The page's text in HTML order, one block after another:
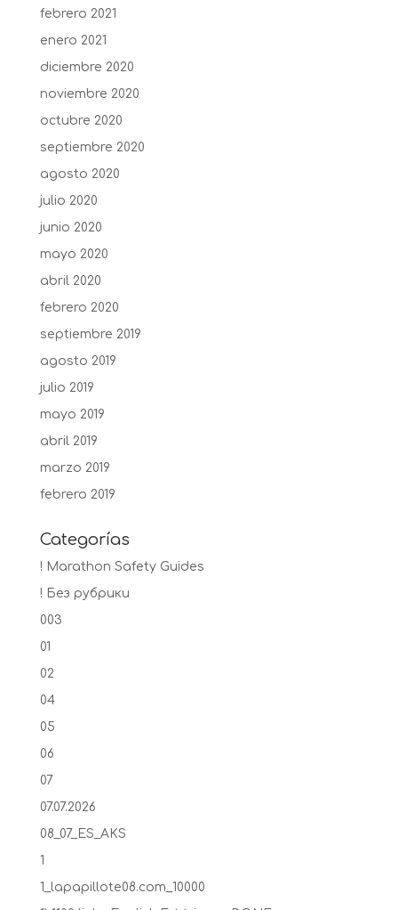
febrero 2021
enero 2021
diciembre 2020
noviembre 2020
octubre 2020
septiembre 2020
agosto 2020
julio 2020
junio 2020
mayo 2020
abril 2020
febrero 2020
septiembre 2019
agosto 2019
julio 2019
mayo 2019
abril 2019
marzo 2019
febrero 2019
Categorías
! Marathon Safety Guides
! Без рубрики
003
01
02
04
05
06
07
07.07.2026
08_07_ES_AKS
1
1_lapapillote08.com_10000